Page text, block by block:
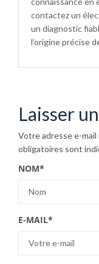
contactez un
un diagnostic
l’origine précise
Laisser
Votre adresse e-mail
obligatoires sont
NOM*
E-MAIL*